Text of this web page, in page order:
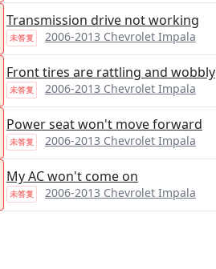
Transmission drive not working
未答复 2006-2013 Chevrolet Impala
Front tires are rattling and wobbly
未答复 2006-2013 Chevrolet Impala
Power seat won't move forward
未答复 2006-2013 Chevrolet Impala
My AC won't come on
未答复 2006-2013 Chevrolet Impala